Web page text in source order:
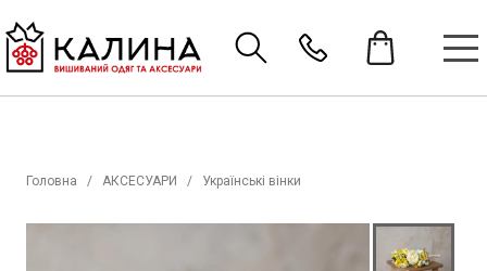
Головна АКСЕСУАРИ Українські вінки